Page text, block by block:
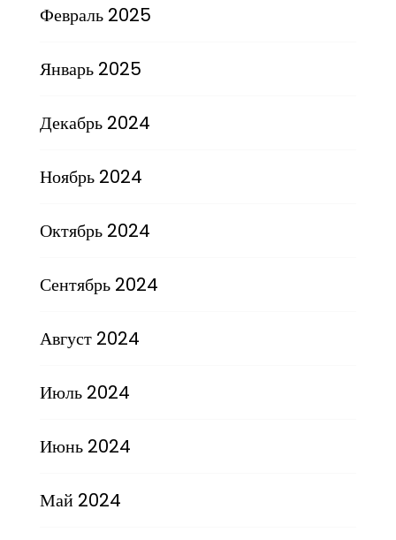
Февраль 2025
Январь 2025
Декабрь 2024
Ноябрь 2024
Октябрь 2024
Сентябрь 2024
Август 2024
Июль 2024
Июнь 2024
Май 2024